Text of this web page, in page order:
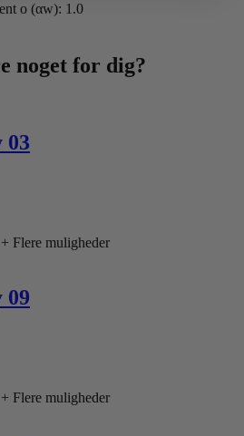
o (αw): 1.0
noget for dig?
03
Prisinterval:
4,195 kr.
+ Flere muligheder
09
Prisinterval:
+ Flere muligheder